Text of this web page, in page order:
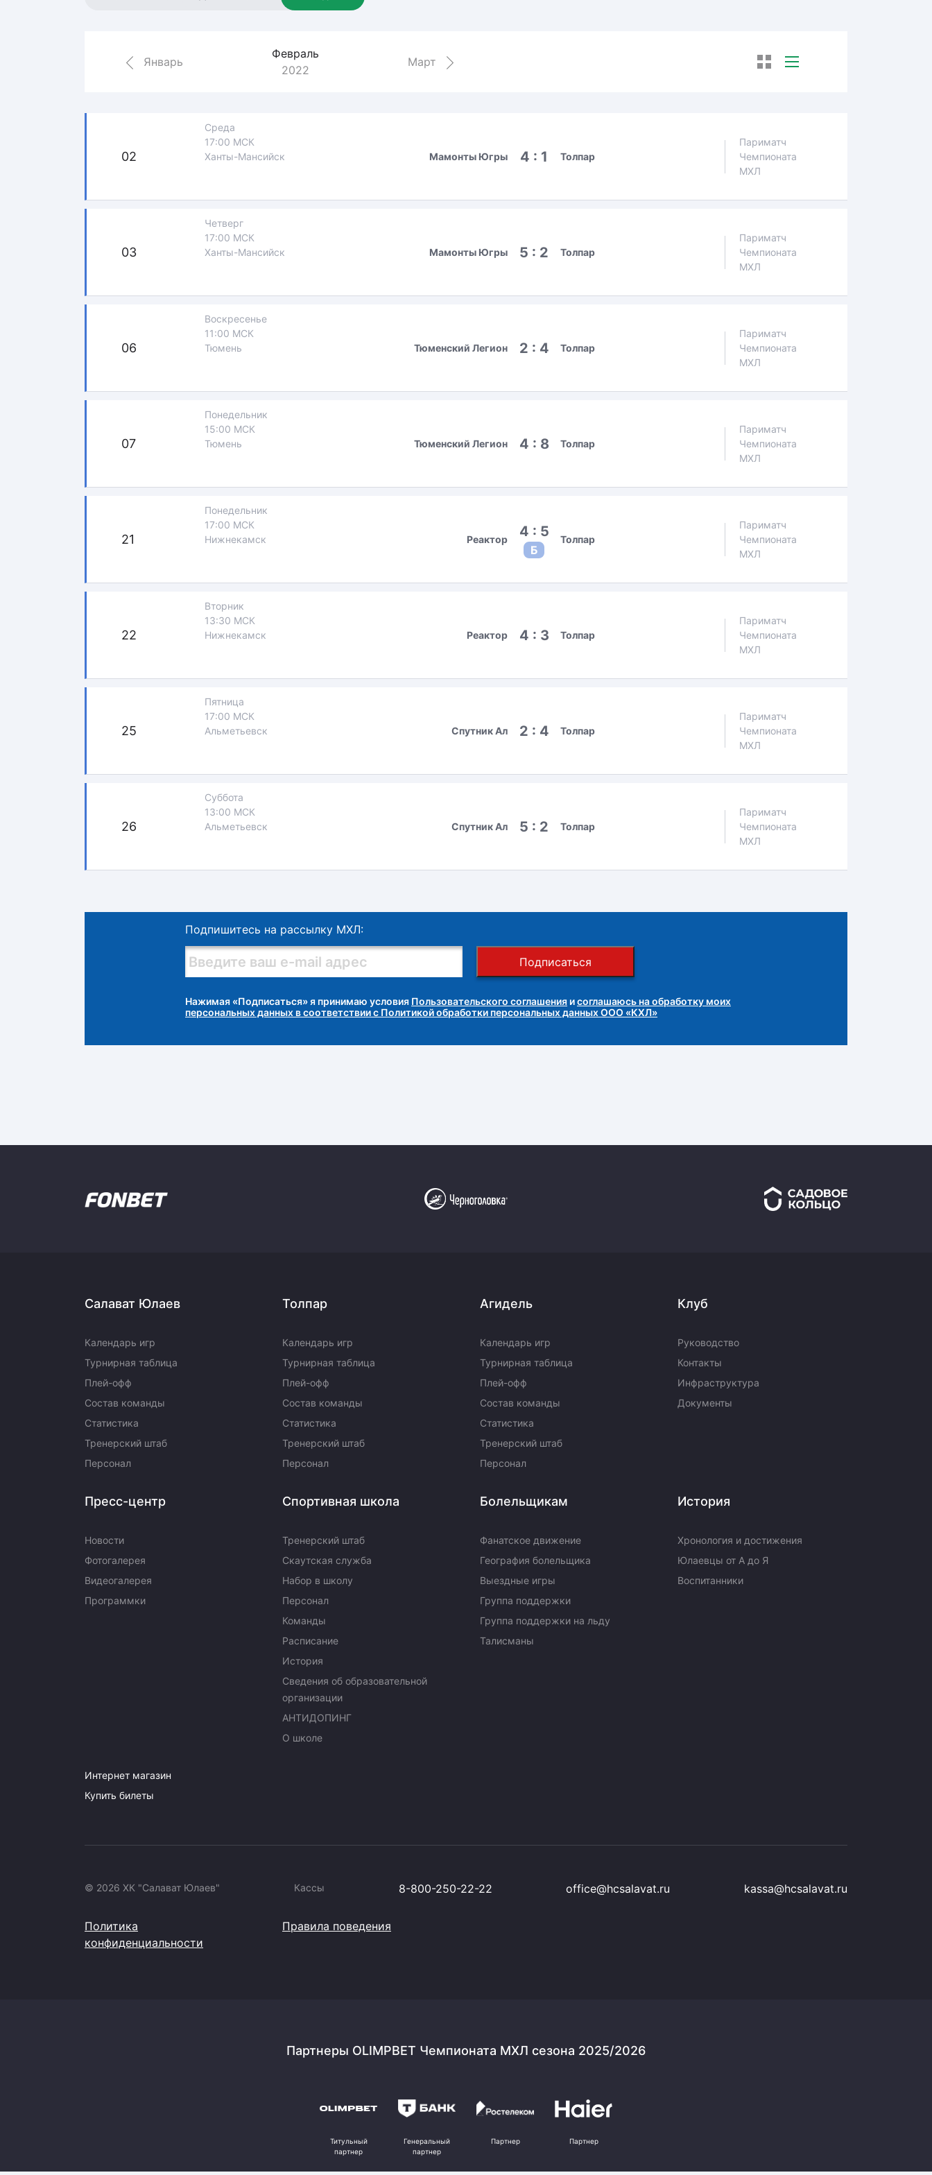
Амур
Январь
Февраль
2022
Март
02
Среда
17:00 МСК
Ханты-Мансийск
Мамонты Югры 4 : 1 Толпар
Париматч
Чемпионата
МХЛ
03
Четверг
17:00 МСК
Ханты-Мансийск
Мамонты Югры 5 : 2 Толпар
Париматч
Чемпионата
МХЛ
06
Воскресенье
11:00 МСК
Тюмень
Тюменский Легион 2 : 4 Толпар
Париматч
Чемпионата
МХЛ
07
Понедельник
15:00 МСК
Тюмень
Тюменский Легион 4 : 8 Толпар
Париматч
Чемпионата
МХЛ
21
Понедельник
17:00 МСК
Нижнекамск
Реактор 4 : 5
Б
Толпар
Париматч
Чемпионата
МХЛ
22
Вторник
13:30 МСК
Нижнекамск
Реактор 4 : 3 Толпар
Париматч
Чемпионата
МХЛ
25
Пятница
17:00 МСК
Альметьевск
Спутник Ал 2 : 4 Толпар
Париматч
Чемпионата
МХЛ
26
Суббота
13:00 МСК
Альметьевск
Спутник Ал 5 : 2 Толпар
Париматч
Чемпионата
МХЛ
Подпишитесь на рассылку МХЛ:
Подписаться
Нажимая «Подписаться» я принимаю условия Пользовательского соглашения исоглашаюсь на обработку моих
персональных данных в соответствии с Политикой обработки персональных данных ООО «КХЛ»
Салават Юлаев
Календарь игр
Турнирная таблица
Плей-офф
Состав команды
Статистика
Тренерский штаб
Персонал
Толпар
Календарь игр
Турнирная таблица
Плей-офф
Состав команды
Статистика
Тренерский штаб
Персонал
Агидель
Календарь игр
Турнирная таблица
Плей-офф
Состав команды
Статистика
Тренерский штаб
Персонал
Клуб
Руководство
Контакты
Инфраструктура
Документы
Пресс-центр
Новости
Фотогалерея
Видеогалерея
Программки
Спортивная школа
Тренерский штаб
Скаутская служба
Набор в школу
Персонал
Команды
Расписание
История
Сведения об образовательной
организации
АНТИДОПИНГ
О школе
Болельщикам
Фанатское движение
География болельщика
Выездные игры
Группа поддержки
Группа поддержки на льду
Талисманы
История
Хронология и достижения
Юлаевцы от А до Я
Воспитанники
Интернет магазин
Купить билеты
© 2026 ХК "Салават Юлаев" Кассы 8-800-250-22-22 office@hcsalavat.ru kassa@hcsalavat.ru
Политика
конфиденциальности
Правила поведения
Партнеры OLIMPBET Чемпионата МХЛ сезона 2025/2026
Титульный
партнер
Генеральный
партнер
Партнер Партнер